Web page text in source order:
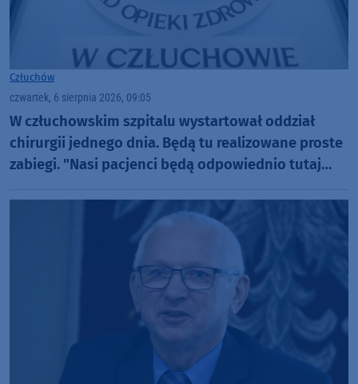
Człuchów
czwartek, 6 sierpnia 2026, 09:05
W człuchowskim szpitalu wystartował oddział
chirurgii jednego dnia. Będą tu realizowane proste
zabiegi. "Nasi pacjenci będą odpowiednio tutaj